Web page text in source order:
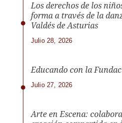
Los derechos de los
forma a través de la
Valdés de Asturias
Julio 28, 2026
Educando con la
Julio 27, 2026
Arte en Escena: